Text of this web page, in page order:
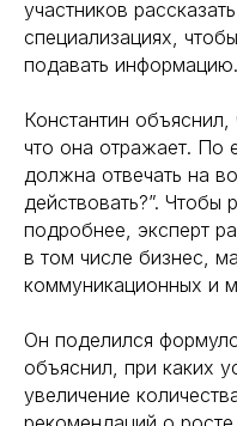
участников
специализациях,
подавать информацию.
Константин объяснил,
что она отражает. По
должна отвечать на
действовать?”. Чтобы
подробнее, эксперт
в том числе бизнес,
коммуникационных и
Он поделился
объяснил, при каких
увеличение